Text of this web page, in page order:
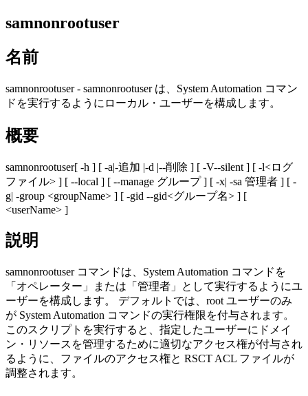
samnonrootuser
名前
samnonrootuser - samnonrootuser は、System Automation コマン
ドを実行するようにローカル・ユーザーを構成します。
概要
samnonrootuser[ -h ] [ -a|-追加 |-d |--削除 ] [ -V--silent ] [ -l<ログ
ファイル> ] [ --local ] [ --manage グループ] [ -x| -sa 管理者 ] [ -
g| -group <groupName> ] [ -gid --gid<グループ名> ] [
<userName> ]
説明
samnonrootuserコマンドは、System Automation コマンドを
「オペレーター」または「管理者」として実行するようにユ
ーザーを構成します。 デフォルトでは、root ユーザーのみ
が System Automation コマンドの実行権限を付与されます。
このスクリプトを実行すると、指定したユーザーにドメイ
ン・リソースを管理するために適切なアクセス権が付与され
るように、ファイルのアクセス権と RSCT ACL ファイルが
調整されます。